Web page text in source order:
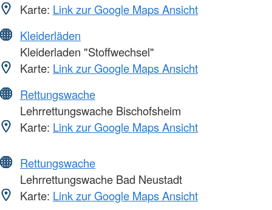
Karte: Link zur Google Maps Ansicht
Kleiderläden
Kleiderladen "Stoffwechsel"
Karte: Link zur Google Maps Ansicht
Rettungswache
Lehrrettungswache Bischofsheim
Karte: Link zur Google Maps Ansicht
Rettungswache
Lehrrettungswache Bad Neustadt
Karte: Link zur Google Maps Ansicht